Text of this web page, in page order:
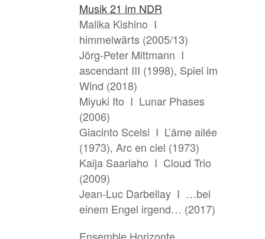
Musik 21 im NDR
Malika Kishino I
himmelwärts (2005/13)
Jörg-Peter Mittmann I
ascendant III (1998), Spiel im
Wind (2018)
Miyuki Ito I Lunar Phases
(2006)
Giacinto Scelsi I L’âme ailée
(1973), Arc en ciel (1973)
Kaija Saariaho I Cloud Trio
(2009)
Jean-Luc Darbellay I …bei
einem Engel irgend… (2017)